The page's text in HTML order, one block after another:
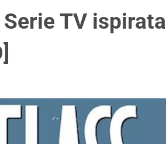
TV ispirata